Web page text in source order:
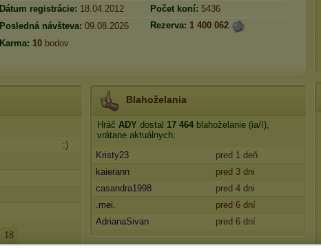
Dátum registrácie: 18.04.2012 Počet koní: 5436
Posledná návšteva: 09.08.2026 Rezerva: 1 400 062
Karma: 10 bodov
:)
18
Blahoželania
Hráč ADY dostal 17 464 blahoželanie (ia/í),
vrátane aktuálnych:
Kristy23
pred 1 deň
kaierann
pred 3 dni
casandra1998
pred 4 dni
.mei.
pred 6 dní
AdrianaSivan
pred 6 dní